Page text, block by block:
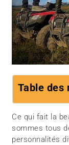
Table des
Ce qui fait la
sommes tous
personnalités